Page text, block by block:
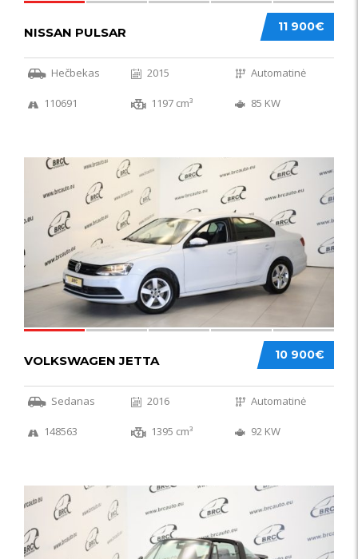
11 900€
NISSAN PULSAR
Hečbekas 2015 Automatinė
110691 1197 cm³ 85 KW
49
10 900€
VOLKSWAGEN JETTA
Sedanas 2016 Automatinė
148563 1395 cm³ 92 KW
59